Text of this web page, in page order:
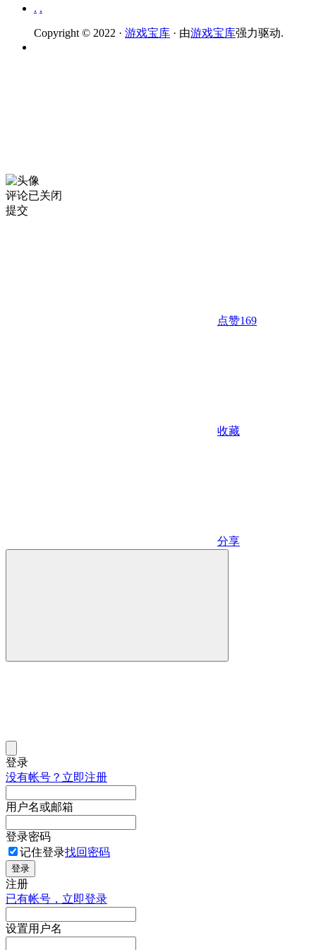
. .
Copyright © 2022 · 游戏宝库 · 由游戏宝库强力驱动.
评论已关闭
提交
点赞169
收藏
分享
登录
没有帐号？立即注册
用户名或邮箱
登录密码
记住登录找回密码
登录
注册
已有帐号，立即登录
设置用户名